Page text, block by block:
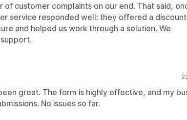
of customer complaints on our end. That said,
service responded well: they offered a discount
and helped us work through a solution. We
great. The form is highly effective, and my
No issues so far.